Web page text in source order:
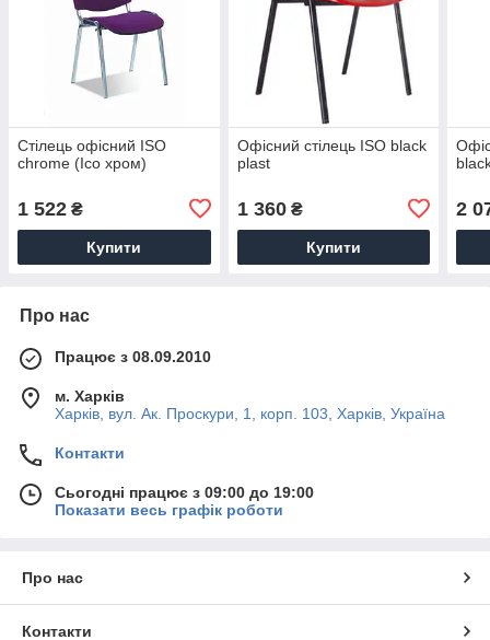
Стілець офісний ISO
chrome (Ісо хром)
1 522 ₴
Купити
Офісний стілець ISO black
plast
1 360₴
Купити
2
Про нас
Працює з 08.09.2010
м. Харків
Харків, вул. Ак. Проскури, 1, корп. 103, Харків, Україна
Контакти
Сьогодні працює з 09:00 до 19:00
Показати весь графік роботи
Про нас
Контакти